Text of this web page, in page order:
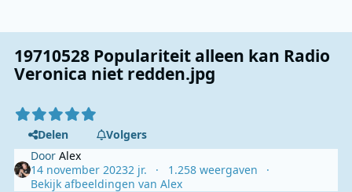
19710528 Populariteit alleen kan Radio
Veronica niet redden.jpg
Delen
Volgers
DoorAlex
14 november 20232 jr.
1.258 weergaven
Bekijk afbeeldingen van Alex